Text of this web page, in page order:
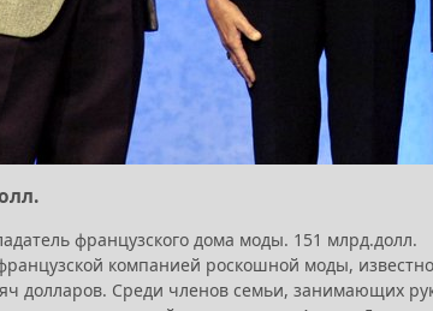
французского дома моды. 151 млрд.долл.
компанией роскошной моды,
долларов. Среди членов семьи, занимающих